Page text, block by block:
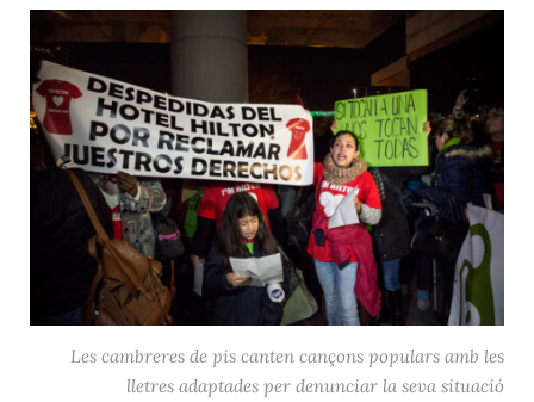
Les cambreres de pis canten cançons populars amb les
lletres adaptades per denunciar la seva situació